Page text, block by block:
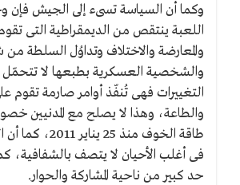
وكما أن السياسة تسىء إلى الجيش
اللعبة ينتقص من الديمقراطية التى
والمعارضة والاختلاف وتداوُل السلطة
والشخصية العسكرية بطبعها لا
التغييرات فهى تُنفّذ أوامر صارمة تقوم
والطاعة، وهذا لا يصلح مع المدنيين
طاقة الخوف منذ 25
فى أغلب الأحيان لا يتصف بالشفافية،
حد كبير من ناحية المشاركة والحوار.